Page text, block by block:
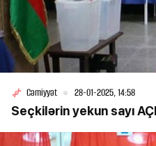
Cəmiyyət 28-01-2025, 14:58
Seçkilərin yekun sayı